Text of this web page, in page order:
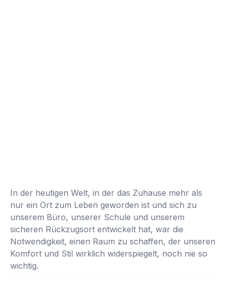
In der heutigen Welt, in der das Zuhause mehr als
nur ein Ort zum Leben geworden ist und sich zu
unserem Büro, unserer Schule und unserem
sicheren Rückzugsort entwickelt hat, war die
Notwendigkeit, einen Raum zu schaffen, der unseren
Komfort und Stil wirklich widerspiegelt, noch nie so
wichtig.